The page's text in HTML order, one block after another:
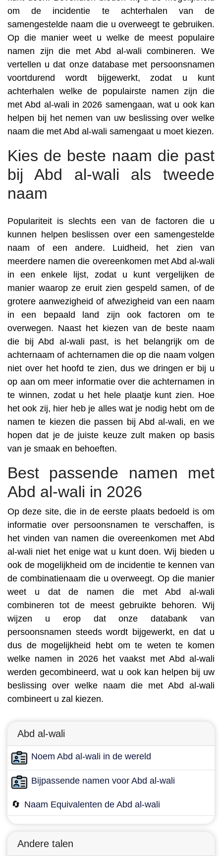
om de incidentie te achterhalen van de
samengestelde naam die u overweegt te gebruiken.
Op die manier weet u welke de meest populaire
namen zijn die met Abd al-wali combineren. We
vertellen u dat onze database met persoonsnamen
voortdurend wordt bijgewerkt, zodat u kunt
achterhalen welke de populairste namen zijn die
met Abd al-wali in 2026 samengaan, wat u ook kan
helpen bij het nemen van uw beslissing over welke
naam die met Abd al-wali samengaat u moet kiezen.
Kies de beste naam die past
bij Abd al-wali als tweede
naam
Populariteit is slechts een van de factoren die u
kunnen helpen beslissen over een samengestelde
naam of een andere. Luidheid, het zien van
meerdere namen die overeenkomen met Abd al-wali
in een enkele lijst, zodat u kunt vergelijken de
manier waarop ze eruit zien gespeld samen, of de
grotere aanwezigheid of afwezigheid van een naam
in een bepaald land zijn ook factoren om te
overwegen. Naast het kiezen van de beste naam
die bij Abd al-wali past, is het belangrijk om de
achternaam of achternamen die op die naam volgen
niet over het hoofd te zien, dus we dringen er bij u
op aan om meer informatie over die achternamen in
te winnen, zodat u het hele plaatje kunt zien. Hoe
het ook zij, hier heb je alles wat je nodig hebt om de
namen te kiezen die passen bij Abd al-wali, en we
hopen dat je de juiste keuze zult maken op basis
van je smaak en behoeften.
Best passende namen met
Abd al-wali in 2026
Op deze site, die in de eerste plaats bedoeld is om
informatie over persoonsnamen te verschaffen, is
het vinden van namen die overeenkomen met Abd
al-wali niet het enige wat u kunt doen. Wij bieden u
ook de mogelijkheid om de incidentie te kennen van
de combinatienaam die u overweegt. Op die manier
weet u dat de namen die met Abd al-wali
combineren tot de meest gebruikte behoren. Wij
wijzen u erop dat onze databank van
persoonsnamen steeds wordt bijgewerkt, en dat u
dus de mogelijkheid hebt om te weten te komen
welke namen in 2026 het vaakst met Abd al-wali
werden gecombineerd, wat u ook kan helpen bij uw
beslissing over welke naam die met Abd al-wali
combineert u zal kiezen.
Abd al-wali
Noem Abd al-wali in de wereld
Bijpassende namen voor Abd al-wali
🔄 Naam Equivalenten de Abd al-wali
Andere talen